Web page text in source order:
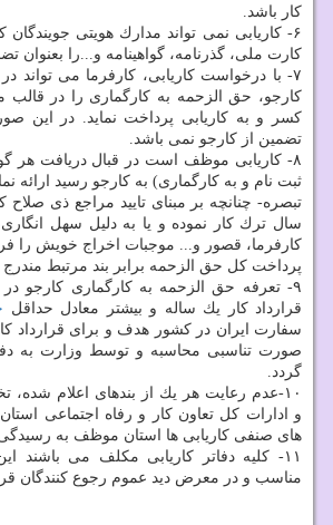
كار باشد.
۶- كاریابی نمی تواند مدارك هویتی جویندگان
كارت ملی، گذرنامه، گواهینامه و...را بعنوان
۷- با درخواست كاریابی، كارفرما می
كارجو، حق الزحمه به كارگماری را در قالب
كسر و به كاریابی پرداخت نماید. در این
تضمین از كارجو نمی باشد.
۸- كاریابی موظف است در قبال دریافت هر
ثبت نام و به كارگماری) به كارجو رسید ارائه
تبصره- چنانچه بر مبنای تایید مراجع ذی
سال ترك كار نموده و یا به دلیل سهل
كارفرما، قصور و... موجبات اخراج خویش را
پرداخت كل حق الزحمه برابر بند مرتبط مندرج در بند ۲
۹- تعرفه حق الزحمه به كارگماری كارجو
قرارداد كار یك ساله و بیشتر معادل حداقل
سفارت ایران در كشور هدف و برای قرارداد
صورت تناسبی محاسبه و توسط وزارت به
گردد.
۱۰-عدم رعایت هر یك از بندهای اعلام
و ادارات كل تعاون كار و رفاه اجتماعی
های صنفی كاریابی ها استان موظف به
۱۱- كلیه دفاتر كاریابی مكلف می باشند
مناسب و در معرض دید عموم رجوع كنندگان